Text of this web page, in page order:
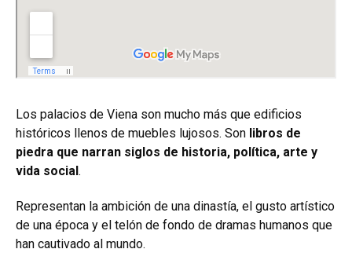
Los palacios de Viena son mucho más que edificios
históricos llenos de muebles lujosos. Son libros de
piedra que narran siglos de historia, política, arte y
vida social.
Representan la ambición de una dinastía, el gusto artístico
de una época y el telón de fondo de dramas humanos que
han cautivado al mundo.